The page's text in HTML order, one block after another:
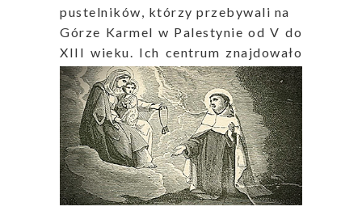
pustelników, którzy przebywali na
Górze Karmel w Palestynie od V do
XIII wieku. Ich centrum znajdowało